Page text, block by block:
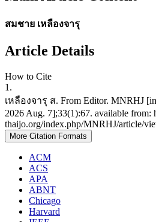
สมชาย เหลืองจารุ
Article Details
How to Cite
1.
เหลืองจารุ ส. From Editor. MNRHJ
2026 Aug. 7];33(1):67. available from:
thaijo.org/index.php/MNRHJ/article/
More Citation Formats
ACM
ACS
APA
ABNT
Chicago
Harvard